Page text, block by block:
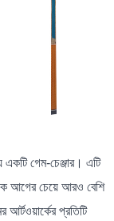
গেম-চেঞ্জার। এটি
আগের চেয়ে আরও বেশি
প্রতিটি